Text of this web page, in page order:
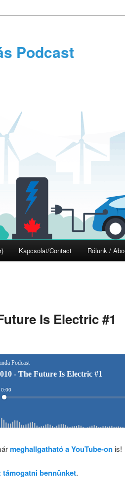
Podcast
Kapcsolat/Contact Rólunk /
Is Electric #1
meghallgatható a YouTube-on is!
támogatni bennünket.